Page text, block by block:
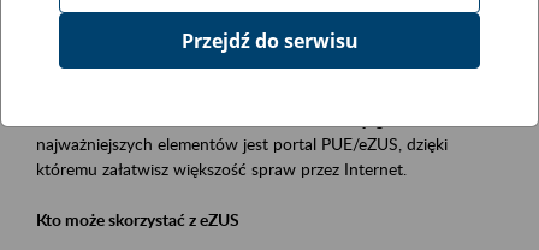
Event description
Platforma Usług Elektronicznych ZUS eZUS
najważniejszych elementów jest portal PUE/eZUS, dzięki
któremu załatwisz większość spraw przez Internet.
Kto może skorzystać z eZUS
Przejdź do serwisu